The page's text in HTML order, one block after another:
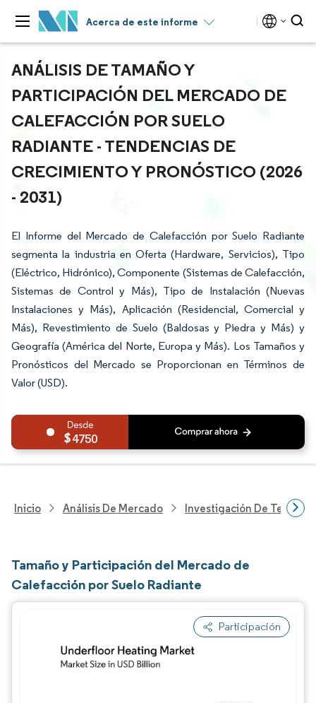
Acerca de este informe
ANÁLISIS DE TAMAÑO Y
PARTICIPACIÓN DEL MERCADO DE
CALEFACCIÓN POR SUELO
RADIANTE - TENDENCIAS DE
CRECIMIENTO Y PRONÓSTICO (2026
- 2031)
El Informe del Mercado de Calefacción por Suelo Radiante
segmenta la industria en Oferta (Hardware, Servicios), Tipo
(Eléctrico, Hidrónico), Componente (Sistemas de Calefacción,
Sistemas de Control y Más), Tipo de Instalación (Nuevas
Instalaciones y Más), Aplicación (Residencial, Comercial y
Más), Revestimiento de Suelo (Baldosas y Piedra y Más) y
Geografía (América del Norte, Europa y Más). Los Tamaños y
Pronósticos del Mercado se Proporcionan en Términos de
Valor (USD).
4750
Inicio Análisis De Mercado Investigación De
Tamaño y Participación del Mercado de
Calefacción por Suelo Radiante
Participación